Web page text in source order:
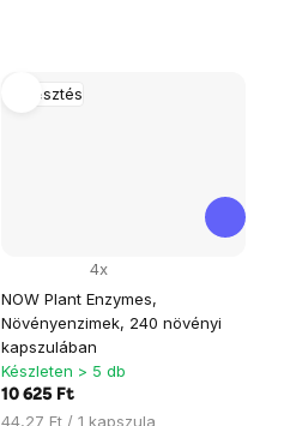
Emésztés
NOW Plant Enzymes,
Növényenzimek, 240 növényi
kapszulában
4x
Készleten > 5 db
10 625 Ft
Egységár:
44,27 Ft / 1 kapszula